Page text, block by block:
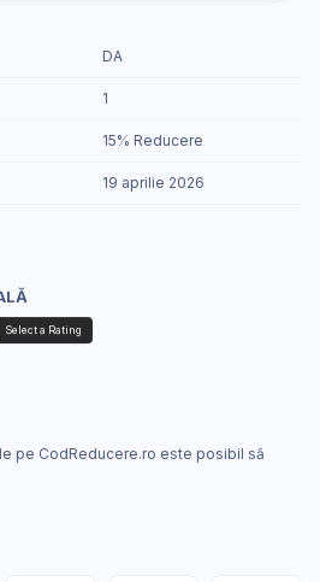
DA
1
15% Reducere
19 aprilie 2026
pe CodReducere.ro este posibil să